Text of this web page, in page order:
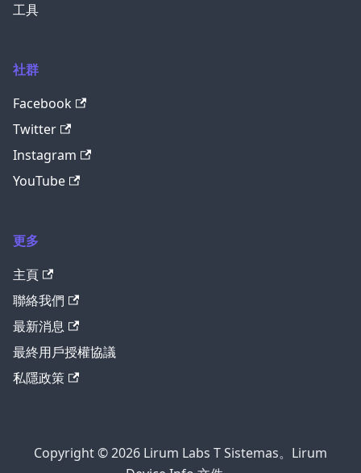
工具
社群
Facebook
Twitter
Instagram
YouTube
更多
主頁
聯絡我們
最新消息
最終用戶授權協議
私隱政策
Copyright © 2026 Lirum Labs T Sistemas。Lirum